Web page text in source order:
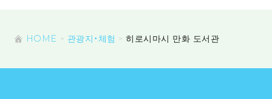
HOME 관광지・체험 히로시마시 만화 도서관